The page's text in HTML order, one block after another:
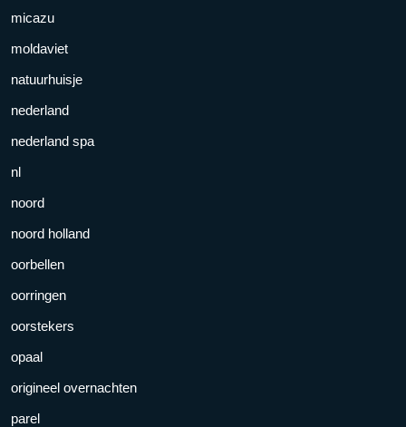
micazu
moldaviet
natuurhuisje
nederland
nederland spa
nl
noord
noord holland
oorbellen
oorringen
oorstekers
opaal
origineel overnachten
parel